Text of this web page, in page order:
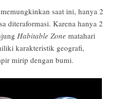
saat ini, hanya 2
diteraformasi. Karena hanya 2
Habitable Zone matahari
karakteristik geografi,
mirip dengan bumi.